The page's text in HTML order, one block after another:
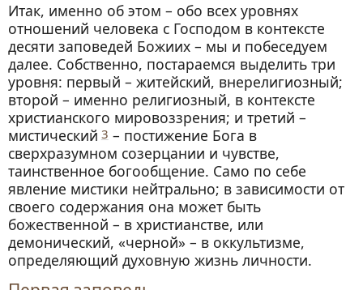
Итак, именно об этом – обо всех уровнях
отношений человека с Господом в контексте
десяти заповедей Божиих – мы и побеседуем
далее. Собственно, постараемся выделить три
уровня: первый – житейский, внерелигиозный;
второй – именно религиозный, в контексте
христианского мировоззрения; и третий –
мистический 3– постижение Бога в
сверхразумном созерцании и чувстве,
таинственное богообщение. Само по себе
явление мистики нейтрально; в зависимости от
своего содержания она может быть
божественной – в христианстве, или
демонический, «черной» – в оккультизме,
определяющий духовную жизнь личности.